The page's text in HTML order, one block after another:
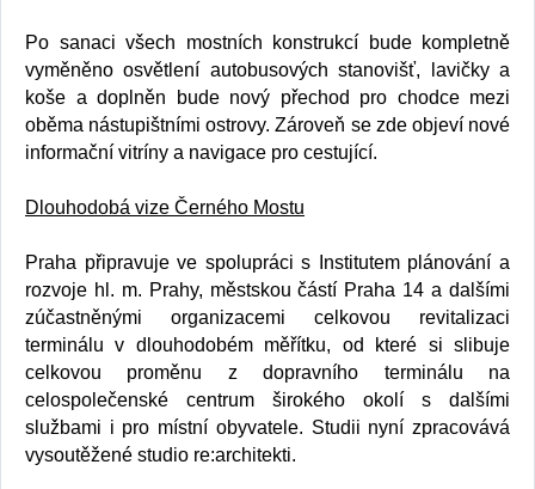
Po sanaci všech mostních konstrukcí bude kompletně
vyměněno osvětlení autobusových stanovišť, lavičky a
koše a doplněn bude nový přechod pro chodce mezi
oběma nástupištními ostrovy. Zároveň se zde objeví nové
informační vitríny a navigace pro cestující.
Dlouhodobá vize Černého Mostu
Praha připravuje ve spolupráci s Institutem plánování a
rozvoje hl. m. Prahy, městskou částí Praha 14 a dalšími
zúčastněnými organizacemi celkovou revitalizaci
terminálu v dlouhodobém měřítku, od které si slibuje
celkovou proměnu z dopravního terminálu na
celospolečenské centrum širokého okolí s dalšími
službami i pro místní obyvatele. Studii nyní zpracovává
vysoutěžené studio re:architekti.